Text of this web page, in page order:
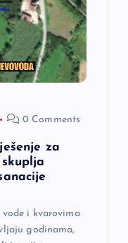
0 Comments
za
vode i kvarovima
godinama,